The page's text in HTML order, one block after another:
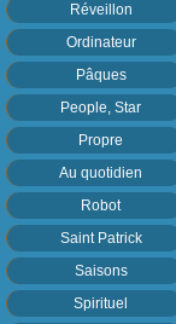
Réveillon
Ordinateur
Pâques
People, Star
Propre
Au quotidien
Robot
Saint Patrick
Saisons
Spirituel